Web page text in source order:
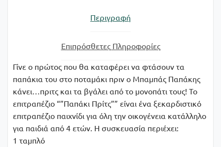
Περιγραφή
Επιπρόσθετες Πληροφορίες
Γίνε ο πρώτος που θα καταφέρει να φτάσουν τα
παπάκια του στο ποταμάκι πριν ο Μπαμπάς Παπάκης
κάνει…πριτς και τα βγάλει από το μονοπάτι τους! Το
επιτραπέζιο “”Παπάκι Πρίτς”” είναι ένα ξεκαρδιστικό
επιτραπέζιο παιχνίδι για όλη την οικογένεια κατάλληλο
για παιδιά από 4 ετών. Η συσκευασία περιέχει:
1 ταμπλό